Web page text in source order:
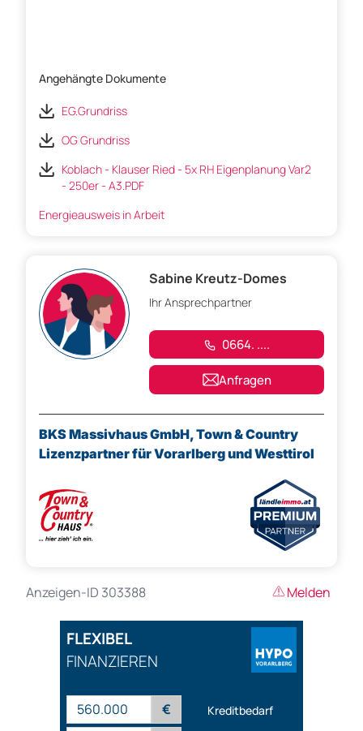
Angehängte Dokumente
EG.Grundriss
OG Grundriss
Koblach - Klauser Ried - 5x RH Eigenplanung Var2
- 250er - A3.PDF
Energieausweis in Arbeit
Sabine Kreutz-Domes
Ihr Ansprechpartner
0664. ....
Anfragen
BKS Massivhaus GmbH, Town & Country
Lizenzpartner für Vorarlberg und Westtirol
Anzeigen-ID 303388 Melden
FLEXIBEL
FINANZIEREN
€ Kreditbedarf